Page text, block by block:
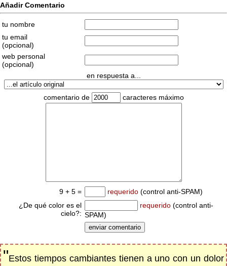
Añadir Comentario
tu nombre
tu email
(opcional)
web personal
(opcional)
en respuesta a...
comentario de caracteres máximo
9 + 5 = requerido (control anti-SPAM)
¿De qué color es el
cielo?:
requerido (control anti-
SPAM)
"Estos tiempos cambiantes tienen a uno con un dolor